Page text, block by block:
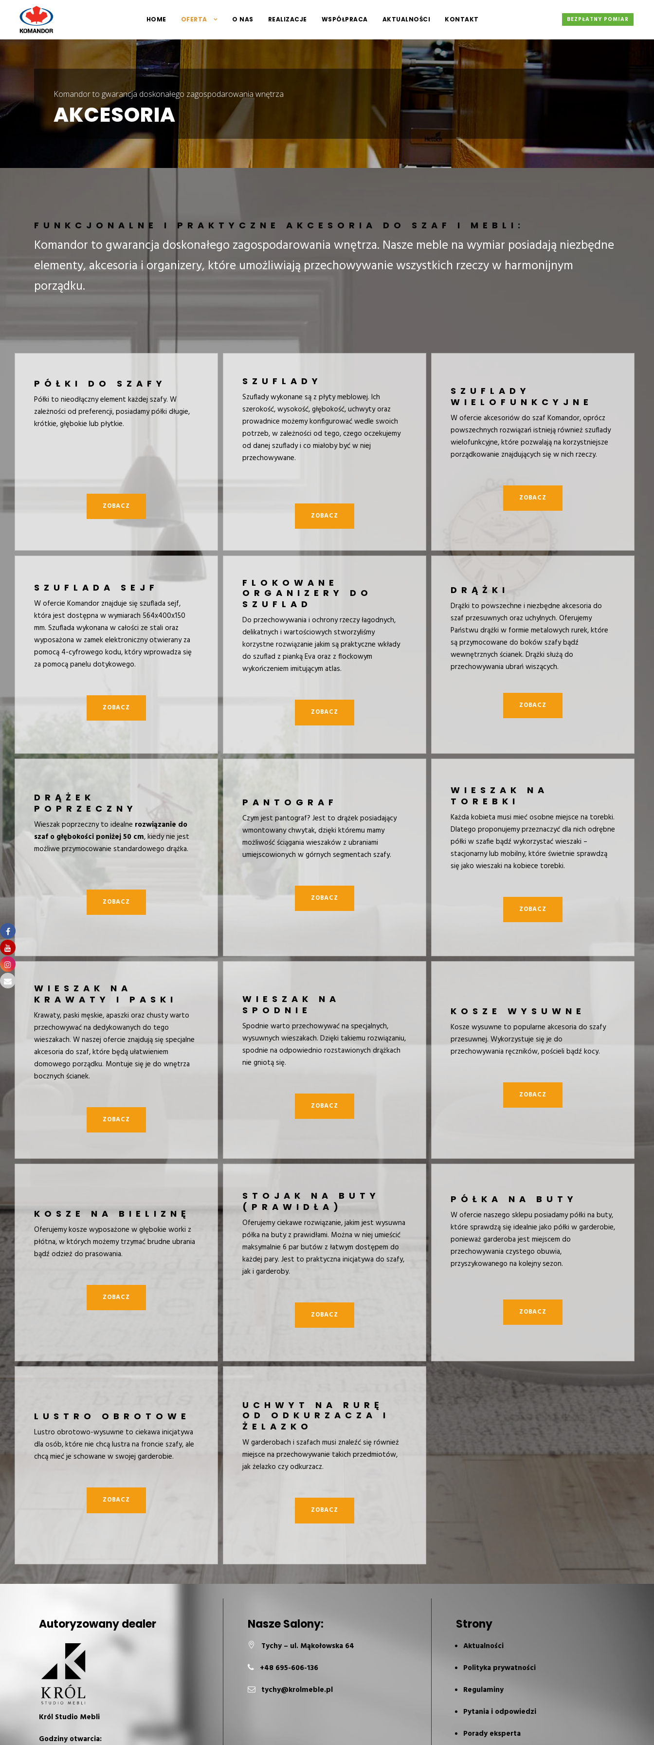
HOME OFERTA O NAS REALIZACJE WSPÓŁPRACA AKTUALNOŚCI KONTAKT BEZPŁATNY POMIAR
Komandor to gwarancja doskonałego zagospodarowania wnętrza
AKCESORIA
FUNKCJONALNE I PRAKTYCZNE AKCESORIA DO SZAF I MEBLI:
Komandor to gwarancja doskonałego zagospodarowania wnętrza. Nasze meble na wymiar posiadają niezbędne
elementy, akcesoria i organizery, które umożliwiają przechowywanie wszystkich rzeczy w harmonijnym
porządku.
PÓŁKI DO SZAFY
Półki to nieodłączny element każdej szafy. W
zależności od preferencji, posiadamy półki długie,
krótkie, głębokie lub płytkie.
ZOBACZ
SZUFLADY
Szuflady wykonane są z płyty meblowej. Ich
szerokość, wysokość, głębokość, uchwyty oraz
prowadnice możemy konfigurować wedle swoich
potrzeb, w zależności od tego, czego oczekujemy
od danej szuflady i co miałoby być w niej
przechowywane.
ZOBACZ
SZUFLADY
WIELOFUNKCYJNE
W ofercie akcesoriów do szaf Komandor, oprócz
powszechnych rozwiązań istnieją również szuflady
wielofunkcyjne, które pozwalają na korzystniejsze
porządkowanie znajdujących się w nich rzeczy.
ZOBACZ
SZUFLADA SEJF
W ofercie Komandor znajduje się szuflada sejf,
która jest dostępna w wymiarach 564x400x150
mm. Szuflada wykonana w całości ze stali oraz
wyposażona w zamek elektroniczny otwierany za
pomocą 4-cyfrowego kodu, który wprowadza się
za pomocą panelu dotykowego.
ZOBACZ
FLOKOWANE
ORGANIZERY DO
SZUFLAD
Do przechowywania i ochrony rzeczy łagodnych,
delikatnych i wartościowych stworzyliśmy
korzystne rozwiązanie jakim są praktyczne wkłady
do szuflad z pianką Eva oraz z flockowym
wykończeniem imitującym atlas.
ZOBACZ
DRĄŻKI
Drążki to powszechne i niezbędne akcesoria do
szaf przesuwnych oraz uchylnych. Oferujemy
Państwu drążki w formie metalowych rurek, które
są przymocowane do boków szafy bądź
wewnętrznych ścianek. Drążki służą do
przechowywania ubrań wiszących.
ZOBACZ
DRĄŻEK
POPRZECZNY
Wieszak poprzeczny to idealne rozwiązanie do
szaf o głębokości poniżej 50 cm, kiedy nie jest
możliwe przymocowanie standardowego drążka.
ZOBACZ
PANTOGRAF
Czym jest pantograf? Jest to drążek posiadający
wmontowany chwytak, dzięki któremu mamy
możliwość ściągania wieszaków z ubraniami
umiejscowionych w górnych segmentach szafy.
ZOBACZ
WIESZAK NA
TOREBKI
Każda kobieta musi mieć osobne miejsce na torebki.
Dlatego proponujemy przeznaczyć dla nich odrębne
półki w szafie bądź wykorzystać wieszaki –
stacjonarny lub mobilny, które świetnie sprawdzą
się jako wieszaki na kobiece torebki.
ZOBACZ
WIESZAK NA
KRAWATY I PASKI
Krawaty, paski męskie, apaszki oraz chusty warto
przechowywać na dedykowanych do tego
wieszakach. W naszej ofercie znajdują się specjalne
akcesoria do szaf, które będą ułatwieniem
domowego porządku. Montuje się je do wnętrza
bocznych ścianek.
ZOBACZ
WIESZAK NA
SPODNIE
Spodnie warto przechowywać na specjalnych,
wysuwnych wieszakach. Dzięki takiemu rozwiązaniu,
spodnie na odpowiednio rozstawionych drążkach
nie gniotą się.
ZOBACZ
KOSZE WYSUWNE
Kosze wysuwne to popularne akcesoria do szafy
przesuwnej. Wykorzystuje się je do
przechowywania ręczników, pościeli bądź kocy.
ZOBACZ
KOSZE NA BIELIZNĘ
Oferujemy kosze wyposażone w głębokie worki z
płótna, w których możemy trzymać brudne ubrania
bądź odzież do prasowania.
ZOBACZ
STOJAK NA BUTY
(PRAWIDŁA)
Oferujemy ciekawe rozwiązanie, jakim jest wysuwna
półka na buty z prawidłami. Można w niej umieścić
maksymalnie 6 par butów z łatwym dostępem do
każdej pary. Jest to praktyczna inicjatywa do szafy,
jak i garderoby.
ZOBACZ
PÓŁKA NA BUTY
W ofercie naszego sklepu posiadamy półki na buty,
które sprawdzą się idealnie jako półki w garderobie,
ponieważ garderoba jest miejscem do
przechowywania czystego obuwia,
przyszykowanego na kolejny sezon.
ZOBACZ
LUSTRO OBROTOWE
Lustro obrotowo-wysuwne to ciekawa inicjatywa
dla osób, które nie chcą lustra na froncie szafy, ale
chcą mieć je schowane w swojej garderobie.
ZOBACZ
UCHWYT NA RURĘ
OD ODKURZACZA I
ŻELAZKO
W garderobach i szafach musi znaleźć się również
miejsce na przechowywanie takich przedmiotów,
jak żelazko czy odkurzacz.
ZOBACZ
Autoryzowany dealer
Król Studio Mebli
Godziny otwarcia:
Nasze Salony:
Tychy – ul. Mąkołowska 64
+48 695-606-136
tychy@krolmeble.pl
Strony
Aktualności
Polityka prywatności
Regulaminy
Pytania i odpowiedzi
Porady eksperta